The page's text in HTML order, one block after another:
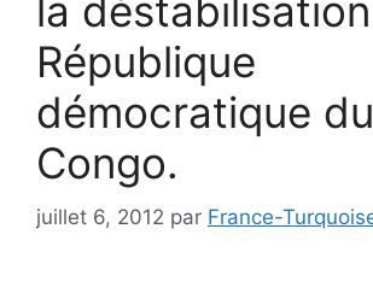
la
République
démocratique du
Congo.
juillet 6, 2012 par France-